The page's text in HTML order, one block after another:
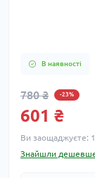
В наявності
780 ₴ -23%
601 ₴
Ви заощаджуєте:
Знайшли